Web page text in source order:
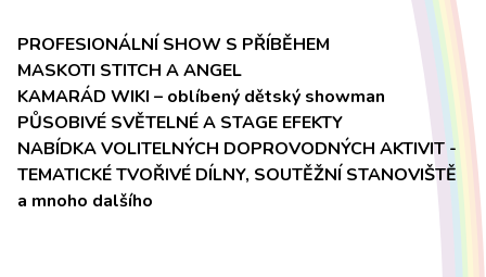
PROFESIONÁLNÍ SHOW S PŘÍBĚHEM
MASKOTI STITCH A ANGEL
KAMARÁD WIKI – oblíbený dětský showman
PŮSOBIVÉ SVĚTELNÉ A STAGE EFEKTY
NABÍDKA VOLITELNÝCH DOPROVODNÝCH AKTIVIT -
TEMATICKÉ TVOŘIVÉ DÍLNY, SOUTĚŽNÍ STANOVIŠTĚ
a mnoho dalšího